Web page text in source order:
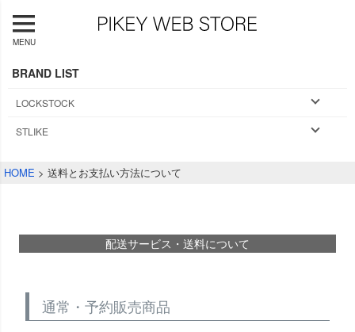
MENU
BRAND LIST
LOCKSTOCK
STLIKE
HOME 送料とお支払い方法について
配送サービス・送料について
通常・予約販売商品